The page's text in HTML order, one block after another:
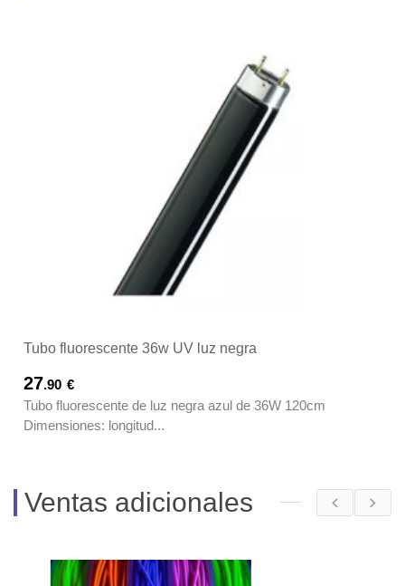
Tubo fluorescente 36w UV luz negra
27.90 €
Tubo fluorescente de luz negra azul de 36W 120cm
Dimensiones: longitud...
Ventas adicionales